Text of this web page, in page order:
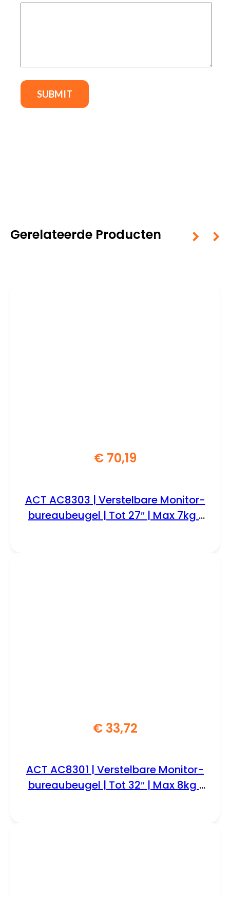
Gerelateerde Producten
€70,19
ACT AC8303 | Verstelbare Monitor-
bureaubeugel | Tot 27″ | Max 7kg |
€33,72
ACT AC8301 | Verstelbare Monitor-
bureaubeugel | Tot 32″ | Max 8kg |